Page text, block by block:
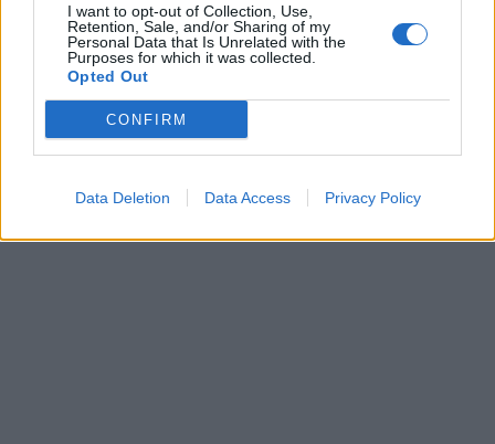
I want to opt-out of Collection, Use,
Retention, Sale, and/or Sharing of my
Personal Data that Is Unrelated with the
Purposes for which it was collected.
Opted Out
CONFIRM
Data Deletion Data Access Privacy Policy
ΕΛΒΕΤΙΑ ΤΡΕΝΟ ΡΕΚΟΡ ΓΚΙΝΕΣ